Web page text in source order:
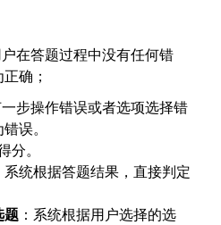
户在答题过程中没有任何错
确；
一步操作错误或者选项选择错
误。
分。
系统根据答题结果，直接判定
题 ：系统根据用户选择的选